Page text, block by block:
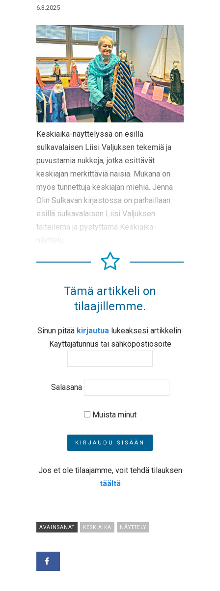
6.3.2025
Keskiaika-näyttelyssä on esillä
sulkavalaisen Liisi Valjuksen tekemiä ja
puvustamia nukkeja, jotka esittävät
keskiajan merkittäviä naisia. Mukana on
myös tunnettuja keskiajan miehiä. Jenna
Olin Sulkavan kirjastossa on parhaillaan
esillä sulkavalaisen Liisi Valjuksen
taiteilema ja pystyttämä Keskiaika-
Tämä artikkeli on
tilaajillemme.
Sinun pitää kirjautua lukeaksesi artikkelin.
Käyttäjätunnus tai sähköpostiosoite
Salasana
Muista minut
Jos et ole tilaajamme, voit tehdä tilauksen
täältä
AVAINSANAT KESKIAIKA NÄYTTELY